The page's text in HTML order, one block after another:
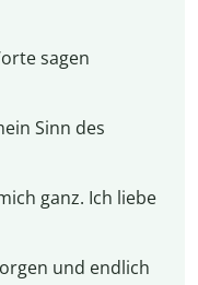
sagen
Sinn des
ganz. Ich liebe
und endlich